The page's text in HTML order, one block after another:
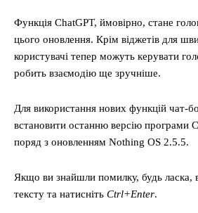
Функція ChatGPT, ймовірно, стане
цього оновлення. Крім віджетів для
користувачі тепер можуть керувати
робить взаємодію ще зручніше.
Для використання нових функцій чат-
встановити останню версію програми
поряд з оновленням Nothing OS 2.5.5.
Якщо ви знайшли помилку, будь ласка,
тексту та натисніть Ctrl+Enter.